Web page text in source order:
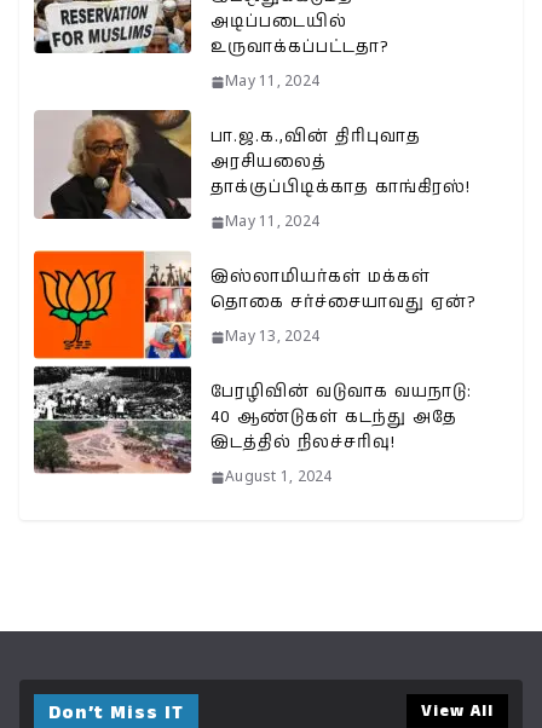
அடிப்படையில்
உருவாக்கப்பட்டதா?
May 11, 2024
பா.ஜ.க.,வின் திரிபுவாத
அரசியலைத்
தாக்குப்பிடிக்காத காங்கிரஸ்!
May 11, 2024
இஸ்லாமியர்கள் மக்கள்
தொகை சர்ச்சையாவது ஏன்?
May 13, 2024
பேரழிவின் வடுவாக வயநாடு:
40 ஆண்டுகள் கடந்து அதே
இடத்தில் நிலச்சரிவு!
August 1, 2024
Don’t Miss IT View All